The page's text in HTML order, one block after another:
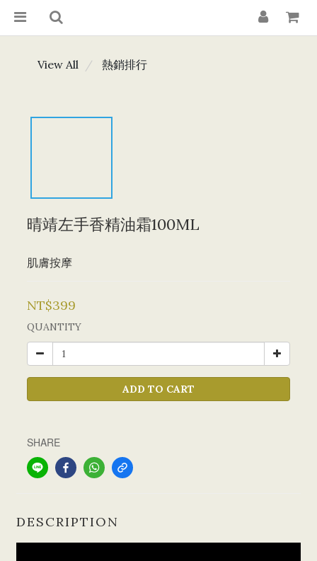
View All 熱銷排行
晴靖左手香精油霜100ML
肌膚按摩
NT$399
QUANTITY
ADD TO CART
SHARE
DESCRIPTION